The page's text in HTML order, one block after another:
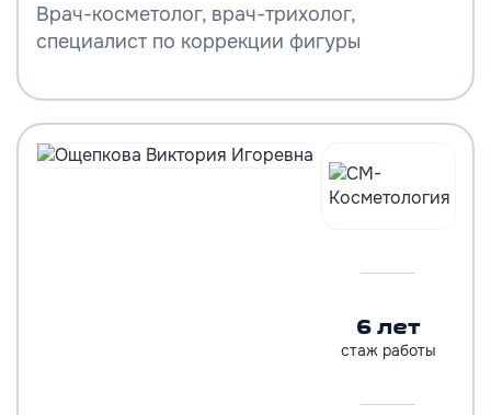
Врач-косметолог, врач-трихолог,
специалист по коррекции фигуры
6 лет
стаж работы